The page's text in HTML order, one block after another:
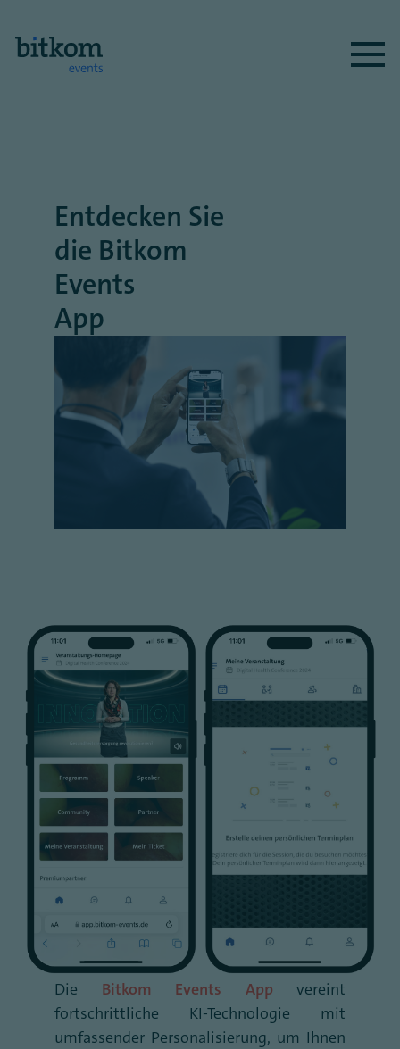
Entdecken Sie
die Bitkom
Events
App
Die Bitkom Events App vereint
fortschrittliche KI-Technologie mit
umfassender Personalisierung, um Ihnen